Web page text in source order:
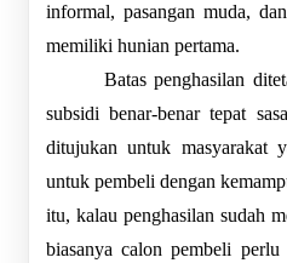
informal, pasangan muda,
memiliki hunian pertama.
Batas penghasilan
subsidi benar-benar tepat
ditujukan untuk masyarakat
untuk pembeli dengan
itu, kalau penghasilan sudah
biasanya calon pembeli perlu